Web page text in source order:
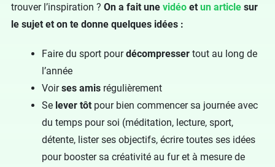
trouver l’inspiration ? On a fait une vidéo et un article sur
le sujet et on te donne quelques idées :
Faire du sport pourdécompresser tout au long de
l’année
Voirses amis régulièrement
Se lever tôt pour bien commencer sa journée avec
du temps pour soi (méditation, lecture, sport,
détente, lister ses objectifs, écrire toutes ses idées
pour booster sa créativité au fur et à mesure de